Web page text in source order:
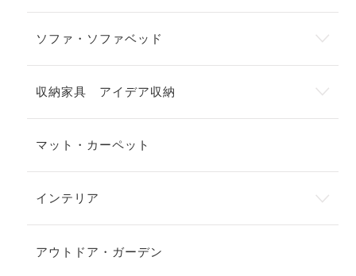
ソファ・ソファベッド
収納家具 アイデア収納
マット・カーペット
インテリア
アウトドア・ガーデン